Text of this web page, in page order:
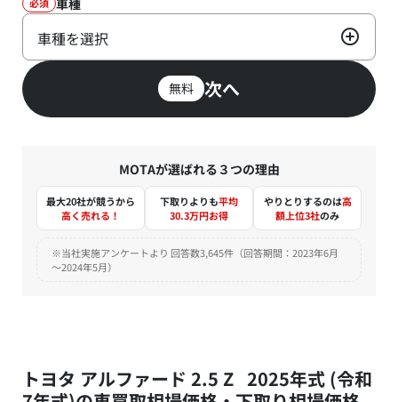
必須
車種を選択
無料 次へ
MOTAが選ばれる３つの理由
最大20社が競うから
高く売れる！
下取りよりも平均
30.3万円お得
やりとりするのは高
額上位3社のみ
※当社実施アンケートより 回答数3,645件（回答期間：2023年6月
～2024年5月）
トヨタ アルファード 2.5 Z 2025年式 (令和